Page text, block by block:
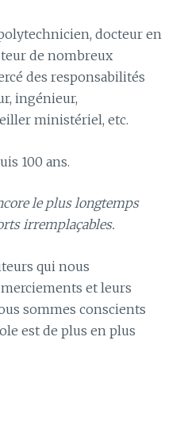
docteur en
de nombreux
des responsabilités
ingénieur,
ministériel, etc.
100 ans.
le plus longtemps
irremplaçables.
qui nous
et leurs
sommes conscients
est de plus en plus